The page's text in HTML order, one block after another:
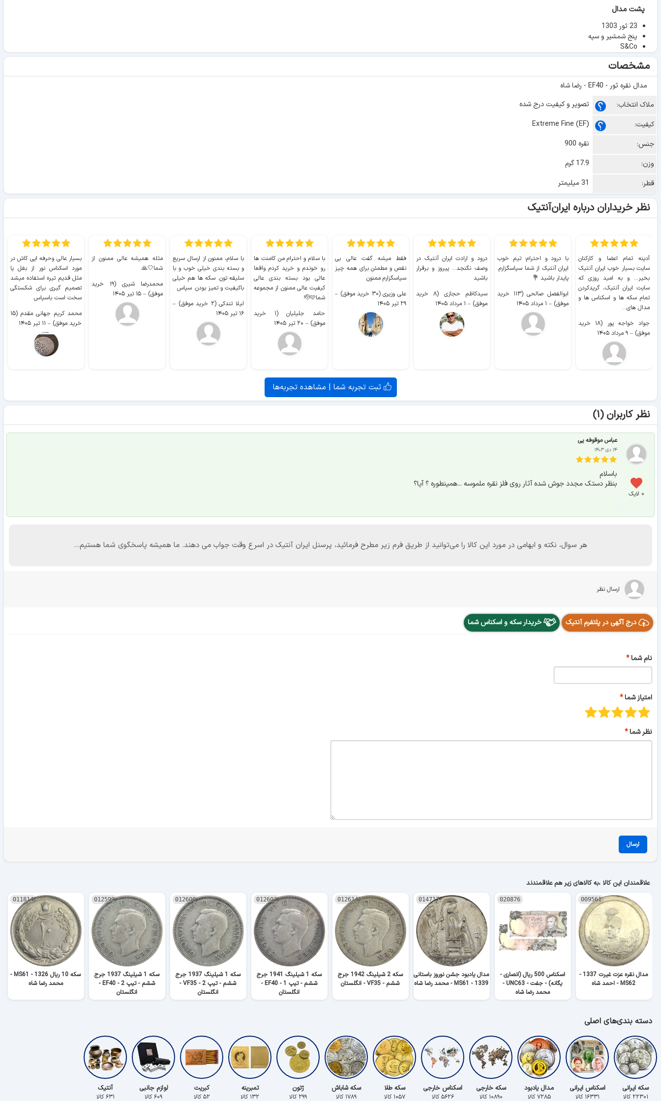
پشت مدال
23 ثور 1303
پنج شمشیر و سپه
S&Co
مشخصات
مدال نقره ثور - EF40 - رضا شاه
ملاک انتخاب:
تصویر و کیفیت درج شده
کیفیت:
Extreme Fine (EF)
جنس:
نقره 900
وزن:
17.9 گرم
قطر:
31 میلیمتر
نظر خریداران درباره ایران‌آنتیک
آدینه تمام اعضا و کارکنان
سایت بسیار خوب ايران آنتیک
بخیر... و به امید روزی که
سایت ايران آنتیک، گریدکردن
تمام سکه ها و اسکناس ها و
مدال های...
جواد خواجه پور (۱۸ خرید
موفق) – ۹ مرداد ۱۴۰۵
با درود و احترام؛ تیم خوب
ایران آنتیک از شما سپاسگزارم.
پایدار باشید 💐
ابوالفضل صالحی (۱۱۳ خرید
موفق) – ۱ مرداد ۱۴۰۵
درود و ارادت ایران آنتیک در
وصف نگنجد... پیروز و برقرار
باشید
سیدکاظم حجازی (۸ خرید
موفق) – ۱ مرداد ۱۴۰۵
فقط میشه گفت عالی بی
نقص و مطمئن برای همه چیز
سپاسگزارم ممنون
علی وزیری (۳۰ خرید موفق)
–
۲۹ تیر ۱۴۰۵
با سلام و احترام من کامنت ها
رو خوندم و خرید کردم واقعا
عالی بود بسته بندی عالی
کیفیت عالی ممنون از مجموعه
شما🫡🩷
حامد جلیلیان (۱ خرید
موفق) – ۲۰ تیر ۱۴۰۵
با سلام، ممنون از ارسال سریع
و بسته بندی خیلی خوب و با
سلیقه تون. سکه ها هم خیلی
باکیفیت و تمیز بودن. سپاس
لیلا تندکی (۲ خرید موفق)
–
۱۶ تیر ۱۴۰۵
مثله همیشه عالی ممنون از
شما🤍🙏
محمدرضا شیری (۱۹ خرید
موفق) – ۱۵ تیر ۱۴۰۵
بسیار عالی وحرفه ایی کاش در
مورد اسکناس نور از بغل یا
مثل قدیم تیره استفاده میشد
تصمیم گیری برای شکستگی
سخت است باسپاس
محمد کریم جهانی مقدم (۱۵
خرید موفق) – ۱۱ تیر ۱۴۰۵
ثبت تجربه شما | مشاهده تجربه‌ها
نظر کاربران (۱)
۰ لایک
عباس موقوفه یی
۱۴ دی ۱۴۰۳
باسلام
بنظر دستک مجدد جوش شده آثار روی فلز نقره ملموسه ...همینطوره ؟ آیا؟
هر سوال، نکته و ابهامی در مورد این کالا را می‌توانید از طریق فرم زیر مطرح فرمائید، پرسنل ایران آنتیک در اسرع وقت جواب می دهند. ما همیشه پاسخگوی شما هستیم...
ارسال نظر
درج آگهی در پلتفرم آنتیک خریدار سکه و اسکناس شما
نام شما
امتیاز شما
نظر شما
ارسال
علاقمندان این کالا ،به کالاهای زیر هم علاقمندند
009561
مدال نقره عزت غیرت 1337 -
MS62 - احمد شاه
020876
اسکناس 500 ریال (انصاری -
یگانه) - جفت - UNC63 -
محمد رضا شاه
014717
مدال یادبود جشن نوروز باستانی
1339 - MS61 - محمد رضا شاه
012614
سکه 2 شیلینگ 1942 جرج
ششم - VF35 - انگلستان
012603
سکه 1 شیلینگ 1941 جرج
ششم - تیپ 1 - EF40 -
انگلستان
012600
سکه 1 شیلینگ 1937 جرج
ششم - تیپ 2 - VF35 -
انگلستان
012599
سکه 1 شیلینگ 1937 جرج
ششم - تیپ 2 - EF40 -
انگلستان
011814
سکه 10 ریال 1326 - MS61 -
محمد رضا شاه
دسته بندی‌های اصلی
سکه ایرانی
۲۲۳۰۱ کالا
اسکناس ایرانی
۱۶۳۳۱ کالا
مدال یادبود
۷۲۸۵ کالا
سکه خارجی
۱۰۸۹۰ کالا
اسکناس خارجی
۵۶۲۶ کالا
سکه طلا
۱۰۵۷ کالا
سکه شاباش
۱۷۸۹ کالا
ژتون
۲۹۹ کالا
تمبرینه
۱۳۲ کالا
کبریت
۵۲ کالا
لوازم جانبی
۶۰۹ کالا
آنتیک
۶۳۱ کالا